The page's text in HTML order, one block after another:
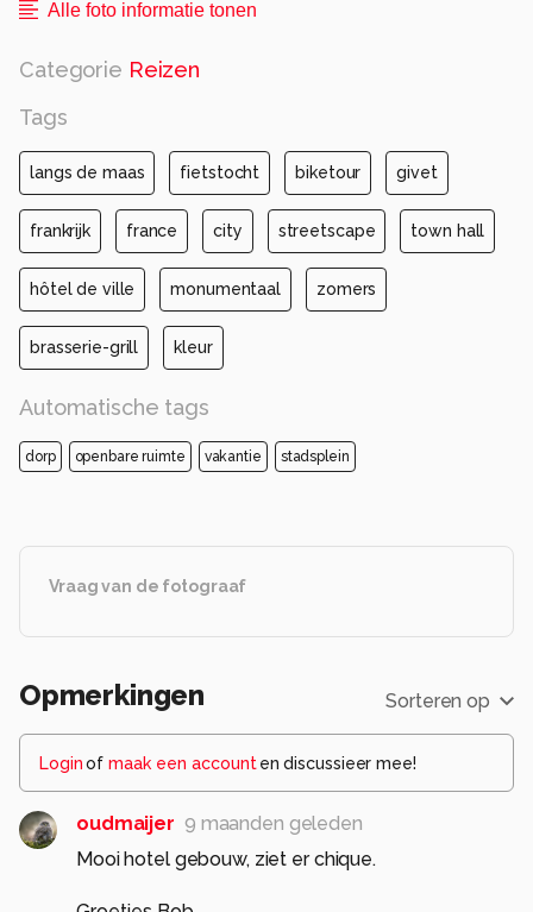
Alle foto informatie tonen
Categorie Reizen
Tags
langs de maas fietstocht biketour givet
frankrijk france city streetscape town hall
hôtel de ville monumentaal zomers
brasserie-grill kleur
Automatische tags
dorp openbare ruimte vakantie stadsplein
Vraag van de fotograaf
Opmerkingen Sorteren op
Loginof maak een account en discussieer mee!
oudmaijer 9 maanden geleden
Mooi hotel gebouw, ziet er chique.